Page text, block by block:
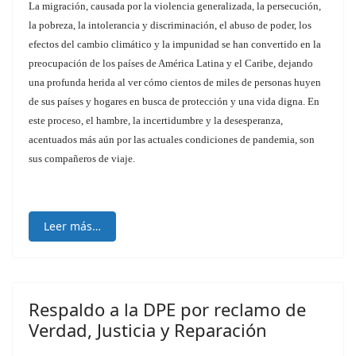
La migración, causada por la violencia generalizada, la persecución,
la pobreza, la intolerancia y discriminación, el abuso de poder, los
efectos del cambio climático y la impunidad se han convertido en la
preocupación de los países de América Latina y el Caribe, dejando
una profunda herida al ver cómo cientos de miles de personas huyen
de sus países y hogares en busca de protección y una vida digna. En
este proceso, el hambre, la incertidumbre y la desesperanza,
acentuados más aún por las actuales condiciones de pandemia, son
sus compañeros de viaje.
Leer más…
Respaldo a la DPE por reclamo de
Verdad, Justicia y Reparación